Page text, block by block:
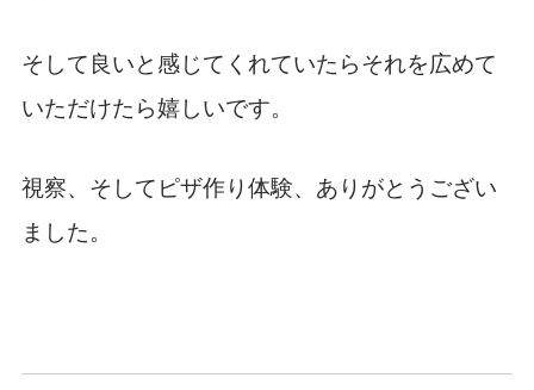
そして良いと感じてくれていたらそれを広めて
いただけたら嬉しいです。
視察、そしてピザ作り体験、ありがとうござい
ました。